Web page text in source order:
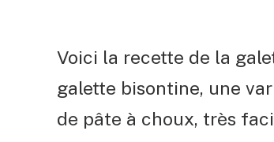
Voici la recette de la
galette bisontine, une
de pâte à choux, très